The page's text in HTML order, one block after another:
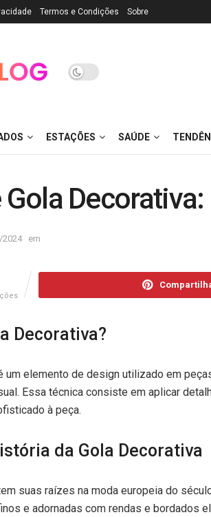
Termos e Condições Sobre
ESTAÇÕES SAÚDE
Gola Decorativa:
2024 em
Decorativa?
um elemento de design utilizado em
Essa técnica consiste em aplicar
à peça.
da Gola Decorativa
suas raízes na moda europeia do
e adornadas com rendas e bordados